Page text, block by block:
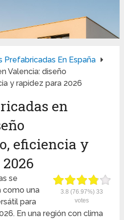
Prefabricadas En España
Valencia: diseño
y rapidez para 2026
en
eficiencia y
3.8 (76.97%)33
votes
se
como una
para
En una región con clima